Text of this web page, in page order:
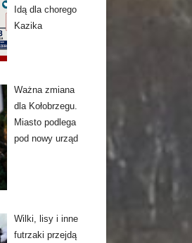
Idą dla chorego
Kazika
Ważna zmiana
dla Kołobrzegu.
Miasto podlega
pod nowy urząd
Wilki, lisy i inne
futrzaki przejdą